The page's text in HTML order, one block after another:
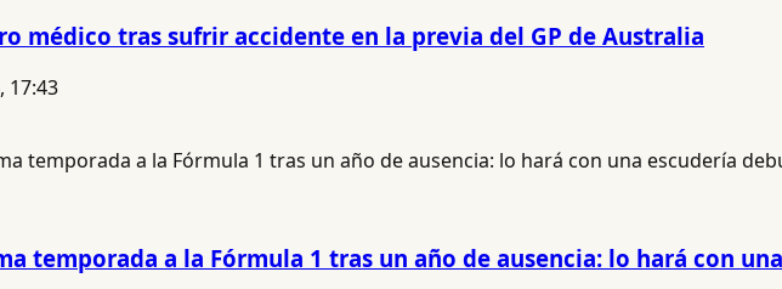
médico tras sufrir accidente en la previa del GP de Australia
17:43
temporada a la Fórmula 1 tras un año de ausencia: lo hará con